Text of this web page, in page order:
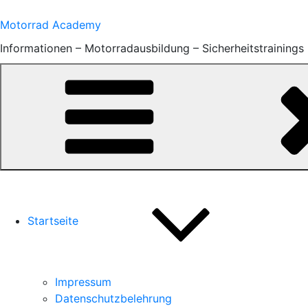
Inhalt
springen
Motorrad Academy
Informationen – Motorradausbildung – Sicherheitstrainings
Startseite
Impressum
Datenschutzbelehrung